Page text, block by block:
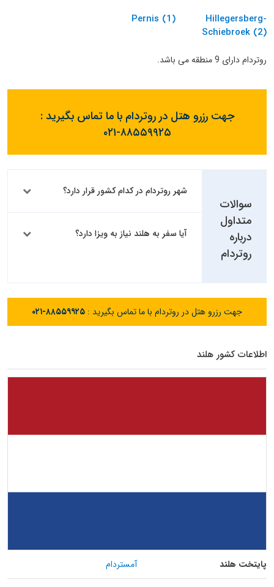
Hillegersberg-
Schiebroek (2)
Pernis (1)
روتردام دارای 9 منطقه می باشد.
جهت رزرو هتل در روتردام با ما تماس بگیرید :
۰۲۱-۸۸۵۵۹۹۲۵
سوالات
متداول
درباره
روتردام
شهر روتردام در کدام کشور قرار دارد؟
آیا سفر به هلند نیاز به ویزا دارد؟
جهت رزرو هتل در روتردام با ما تماس بگیرید : ۰۲۱-۸۸۵۵۹۹۲۵
اطلاعات کشور هلند
پایتخت هلند آمستردام